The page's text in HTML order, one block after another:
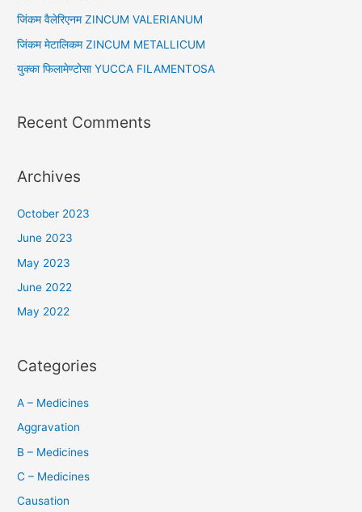
o
जिंकम वैलेरिएनम ZINCUM VALERIANUM
जिंकम मेटालिकम ZINCUM METALLICUM
युक्का फिलामेण्टोसा YUCCA FILAMENTOSA
Recent Comments
Archives
October 2023
June 2023
May 2023
June 2022
May 2022
Categories
A – Medicines
Aggravation
B – Medicines
C – Medicines
Causation